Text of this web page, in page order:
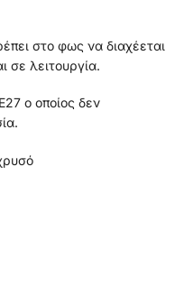
στο φως να διαχέεται
σε λειτουργία.
ο οποίος δεν